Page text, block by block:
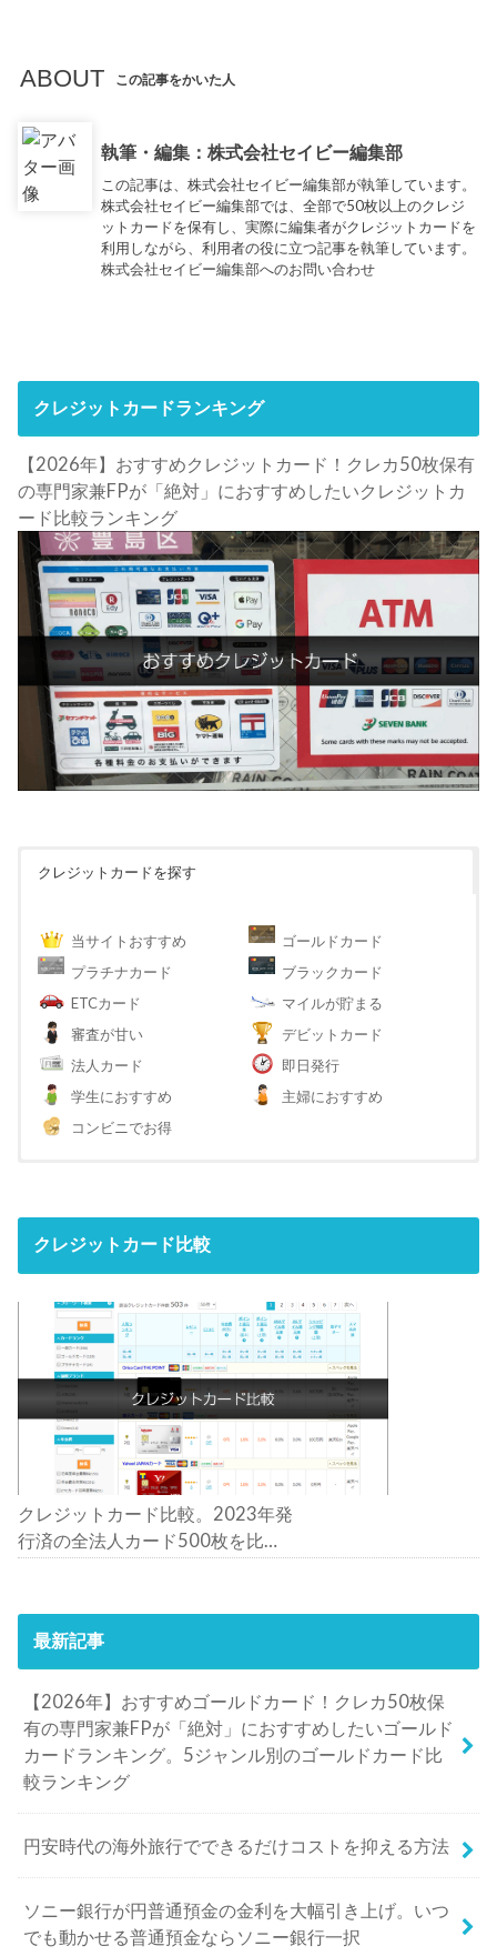
ABOUT この記事をかいた人
執筆・編集：株式会社セイビー編集部
この記事は、株式会社セイビー編集部が執筆しています。
株式会社セイビー編集部では、全部で50枚以上のクレジ
ットカードを保有し、実際に編集者がクレジットカードを
利用しながら、利用者の役に立つ記事を執筆しています。
株式会社セイビー編集部へのお問い合わせ
クレジットカードランキング
【2026年】おすすめクレジットカード！クレカ50枚保有
の専門家兼FPが「絶対」におすすめしたいクレジットカ
ード比較ランキング
クレジットカードを探す
当サイトおすすめ
ゴールドカード
プラチナカード
ブラックカード
ETCカード
マイルが貯まる
審査が甘い
デビットカード
法人カード
即日発行
学生におすすめ
主婦におすすめ
コンビニでお得
クレジットカード比較
クレジットカード比較。2023年発
行済の全法人カード500枚を比
最新記事
【2026年】おすすめゴールドカード！クレカ50枚保
有の専門家兼FPが「絶対」におすすめしたいゴールド
カードランキング。5ジャンル別のゴールドカード比
較ランキング
円安時代の海外旅行でできるだけコストを抑える方法
ソニー銀行が円普通預金の金利を大幅引き上げ。いつ
でも動かせる普通預金ならソニー銀行一択